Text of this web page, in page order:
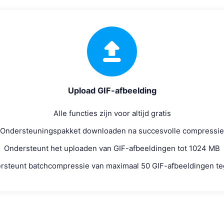
Upload GIF-afbeelding
Alle functies zijn voor altijd gratis
Ondersteuningspakket downloaden na succesvolle compressie
Ondersteunt het uploaden van GIF-afbeeldingen tot 1024 MB
batchcompressie van maximaal 50 GIF-afbeeldingen